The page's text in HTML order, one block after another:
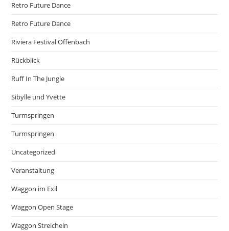
Retro Future Dance
Retro Future Dance
Riviera Festival Offenbach
Rückblick
Ruff In The Jungle
Sibylle und Yvette
Turmspringen
Turmspringen
Uncategorized
Veranstaltung
Waggon im Exil
Waggon Open Stage
Waggon Streicheln